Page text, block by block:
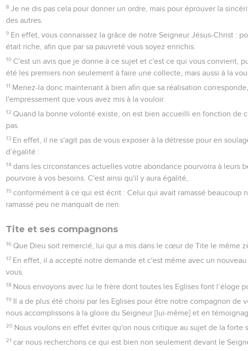
8 Je ne dis pas cela pour donner un ordre, mais pour éprouver la
des autres.
9 En effet, vous connaissez la grâce de notre Seigneur Jésus-Christ :
était riche, afin que par sa pauvreté vous soyez enrichis.
10 C'est un avis que je donne à ce sujet et c'est ce qui vous convient,
été les premiers non seulement à faire une collecte, mais aussi à la
11 Menez-la donc maintenant à bien afin que sa réalisation
l'empressement que vous avez mis à la vouloir.
12 Quand la bonne volonté existe, on est bien accueilli en fonction de
pas.
13 En effet, il ne s'agit pas de vous exposer à la détresse pour en
d’égalité :
14 dans les circonstances actuelles votre abondance pourvoira à leurs
pourvoie à vos besoins. C'est ainsi qu'il y aura égalité,
15 conformément à ce qui est écrit : Celui qui avait ramassé beaucoup
ramassé peu ne manquait de rien.
Tite et ses compagnons
16 Que Dieu soit remercié, lui qui a mis dans le cœur de Tite le même
17 En effet, il a accepté notre demande et c'est même avec un
vous.
18 Nous envoyons avec lui le frère dont toutes les Eglises font l’éloge
19 Il a de plus été choisi par les Eglises pour être notre compagnon de
nous accomplissons à la gloire du Seigneur [lui-même] et en
20 Nous voulons en effet éviter qu'on nous critique au sujet de la forte
21 car nous recherchons ce qui est bien non seulement devant le